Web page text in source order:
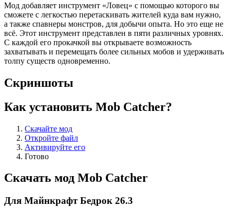
Мод добавляет инструмент «Ловец» с помощью которого вы
сможете с легкостью перетаскивать жителей куда вам нужно,
а также спавнеры монстров, для добычи опыта. Но это еще не
всё. Этот инструмент представлен в пяти различных уровнях.
С каждой его прокачкой вы открываете возможность
захватывать и перемещать более сильных мобов и удерживать
толпу существ одновременно.
Скриншоты
Как установить Mob Catcher?
Скачайте мод
Откройте файл
Активируйте его
Готово
Скачать мод Mob Catcher
Для Майнкрафт Бедрок 26.3